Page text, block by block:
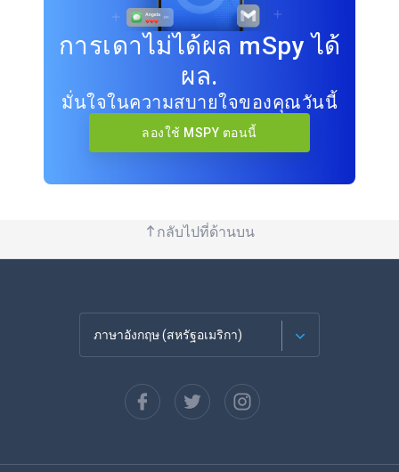
การเดาไม่ได้ผล mSpy ได้
ผล.
มั่นใจในความสบายใจของคุณวันนี้
ลองใช้ MSPY ตอนนี้
กลับไปที่ด้านบน
ภาษาอังกฤษ (สหรัฐอเมริกา)
Español
ภาษาเยอรมัน